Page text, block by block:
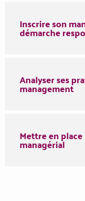
Inscrire son
démarche
Analyser ses
management
Mettre en
managérial